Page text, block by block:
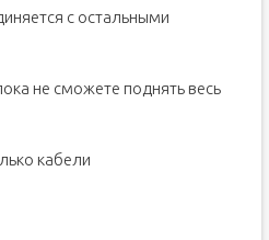
с остальными
не сможете поднять весь
кабели